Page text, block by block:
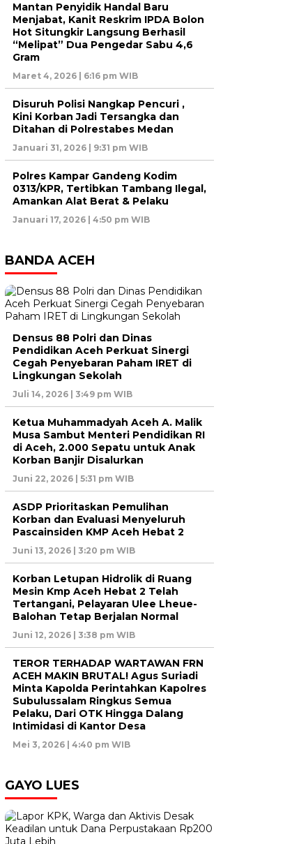
Mantan Penyidik Handal Baru
Menjabat, Kanit Reskrim IPDA Bolon
Hot Situngkir Langsung Berhasil
“Melipat” Dua Pengedar Sabu 4,6
Gram
Maret 4, 2026 | 6:16 pm WIB
Disuruh Polisi Nangkap Pencuri ,
Kini Korban Jadi Tersangka dan
Ditahan di Polrestabes Medan
Januari 31, 2026 | 9:31 pm WIB
Polres Kampar Gandeng Kodim
0313/KPR, Tertibkan Tambang Ilegal,
Amankan Alat Berat & Pelaku
Januari 17, 2026 | 4:50 pm WIB
BANDA ACEH
Densus 88 Polri dan Dinas
Pendidikan Aceh Perkuat Sinergi
Cegah Penyebaran Paham IRET di
Lingkungan Sekolah
Juli 14, 2026 | 3:49 pm WIB
Ketua Muhammadyah Aceh A. Malik
Musa Sambut Menteri Pendidikan RI
di Aceh, 2.000 Sepatu untuk Anak
Korban Banjir Disalurkan
Juni 22, 2026 | 5:31 pm WIB
ASDP Prioritaskan Pemulihan
Korban dan Evaluasi Menyeluruh
Pascainsiden KMP Aceh Hebat 2
Juni 13, 2026 | 3:20 pm WIB
Korban Letupan Hidrolik di Ruang
Mesin Kmp Aceh Hebat 2 Telah
Tertangani, Pelayaran Ulee Lheue-
Balohan Tetap Berjalan Normal
Juni 12, 2026 | 3:38 pm WIB
TEROR TERHADAP WARTAWAN FRN
ACEH MAKIN BRUTAL! Agus Suriadi
Minta Kapolda Perintahkan Kapolres
Subulussalam Ringkus Semua
Pelaku, Dari OTK Hingga Dalang
Intimidasi di Kantor Desa
Mei 3, 2026 | 4:40 pm WIB
GAYO LUES